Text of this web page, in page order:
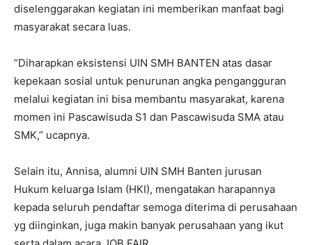
diselenggarakan kegiatan ini memberikan manfaat bagi
masyarakat secara luas.
“Diharapkan eksistensi UIN SMH BANTEN atas dasar
kepekaan sosial untuk penurunan angka pengangguran
melalui kegiatan ini bisa membantu masyarakat, karena
momen ini Pascawisuda S1 dan Pascawisuda SMA atau
SMK,” ucapnya.
Selain itu, Annisa, alumni UIN SMH Banten jurusan
Hukum keluarga Islam (HKI), mengatakan harapannya
kepada seluruh pendaftar semoga diterima di perusahaan
yg diinginkan, juga makin banyak perusahaan yang ikut